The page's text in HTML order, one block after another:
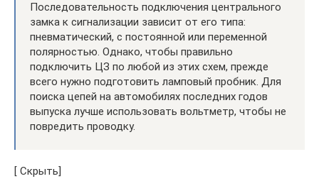
Последовательность подключения центрального
замка к сигнализации зависит от его типа:
пневматический, с постоянной или переменной
полярностью. Однако, чтобы правильно
подключить ЦЗ по любой из этих схем, прежде
всего нужно подготовить ламповый пробник. Для
поиска цепей на автомобилях последних годов
выпуска лучше использовать вольтметр, чтобы не
повредить проводку.
[ Скрыть]